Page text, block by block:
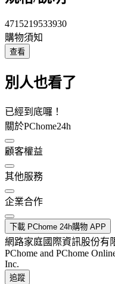
4715219533930
購物須知
查看
別人也看了
已經到底囉！
關於PChome24h
顧客權益
其他服務
企業合作
下載 PChome 24h購物 APP
網路家庭國際資訊股份有
PChome and PChome
Inc.
追蹤